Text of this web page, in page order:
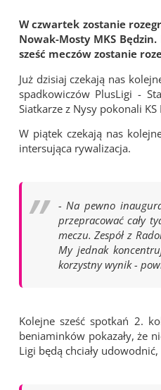
W czwartek zostanie
Nowak-Mosty MKS
sześć meczów zostanie
Już dzisiaj czekają nas
spadkowiczów PlusLigi -
Siatkarze z Nysy pokonali KS
W piątek czekają nas
intersująca rywalizacja.
- Na pewno
przepracować cały
meczu. Zespół z
My jednak
korzystny wynik -
Kolejne sześć spotkań 2.
beniaminków pokazały, że
Ligi będą chciały